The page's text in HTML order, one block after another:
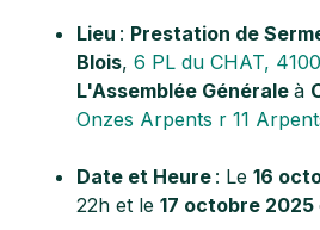
Lieu : Prestation de
Blois, 6 PL du CHAT,
L'Assemblée Générale à
Onzes Arpents r 11
Date et Heure : Le 16
22h et le 17 octobre 2025